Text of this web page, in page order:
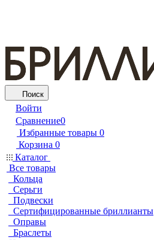
Поиск
Войти
Сравнение0
Избранные товары 0
Корзина 0
Каталог
Все товары
Кольца
Серьги
Подвески
Сертифицированные бриллианты
Оправы
Браслеты